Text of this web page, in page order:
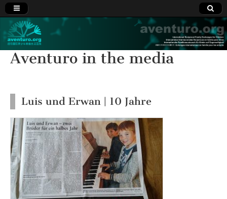
Aventuro.org
International
Reciprocal
Exchanges
for Children
Aventuro in the media
Luis und Erwan | 10 Jahre